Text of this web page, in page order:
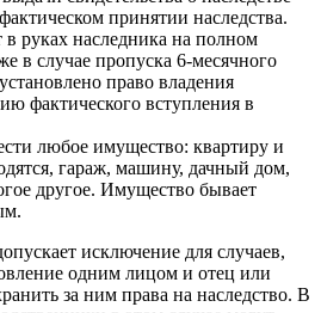
принятии наследства.
в руках наследника на полном
в случае пропуска 6-месячного
право владения
фактического вступления в
любое имущество: квартиру и
гараж, машину, дачный дом,
другое. Имущество бывает
исключение для случаев,
одним лицом и отец или
за ним права на наследство. В